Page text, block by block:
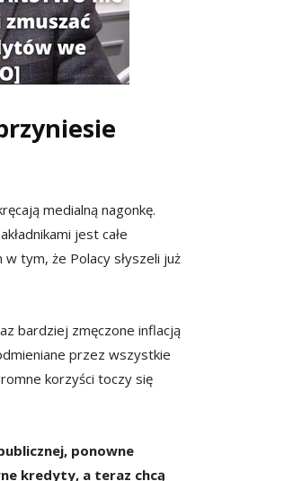
medialną nagonkę.
jest całe
tym, że Polacy słyszeli już
bardziej zmęczone inflacją
przez wszystkie
korzyści toczy się
ponowne
kredyty, a teraz chcą